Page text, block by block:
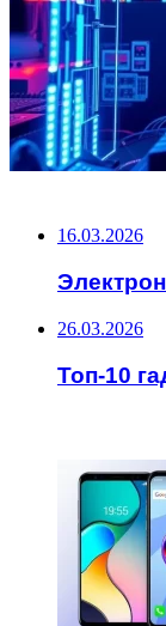
16.03.2026
26.03.2026
Топ-10